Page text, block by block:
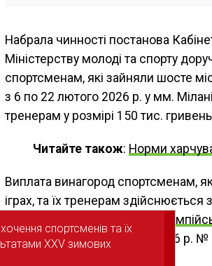
Набрала чинності постанова
Міністерству молоді та спорту
спортсменам, які зайняли шосте
з 6 по 22 лютого 2026 р. у мм. Мілані
тренерам у розмірі 150 тис.
Читайте також: Норми
Виплата винагород спортсменам,
іграх, та їх тренерам
спортсменам і тренерам з
постановою від 4 лютого 2016 р. №
спортсменів та їх
ХХV зимових
спортсменів та їх
ХХV зимових